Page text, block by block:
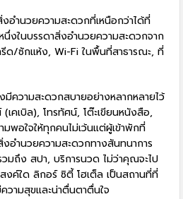
อำนวยความสะดวกที่เหนือกว่าได้ที่
นึ่งในบรรดาสิ่งอำนวยความสะดวกจาก
รีด/ซักแห้ง, Wi-Fi ในพื้นที่สาธารณะ, ที่
ความสะดวกสบายอย่างหลากหลายไว้
(เคเบิล), โทรทัศน์, โต๊ะเขียนหนังสือ,
พอใจให้ทุกคนไม่เว้นแต่ผู้เข้าพักที่
ำนวยความสะดวกทางสันทนาการ
วมถึง สปา, บริการนวด ไม่ว่าคุณจะไป
งค์ใด ลิกอร์ ซิตี้ โฮเต็ล เป็นสถานที่ที่
วามสุขและน่าตื่นตาตื่นใจ